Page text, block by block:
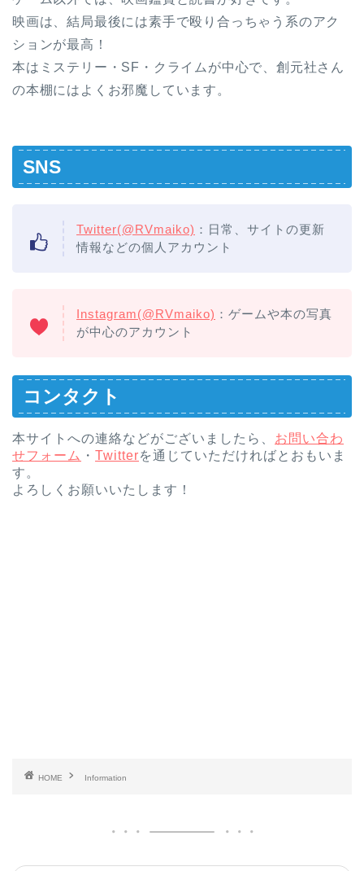
映画は、結局最後には素手で殴り合っちゃう系のアク
ションが最高！
本はミステリー・SF・クライムが中心で、創元社さん
の本棚にはよくお邪魔しています。
SNS
Twitter(@RVmaiko) ：日常、サイトの更新
情報などの個人アカウント
Instagram(@RVmaiko) ：ゲームや本の写真
が中心のアカウント
コンタクト
本サイトへの連絡などがございましたら、 お問い合わ
せフォーム ・ Twitterを通じていただければとおもいま
す。
よろしくお願いいたします！
HOME Information